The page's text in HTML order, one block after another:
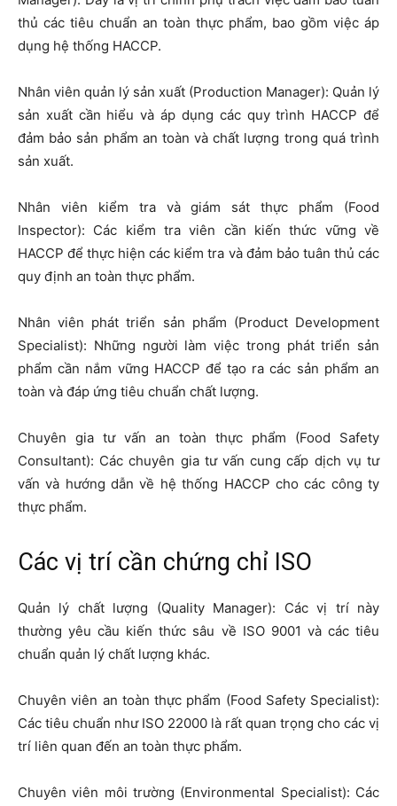
thủ các tiêu chuẩn an toàn thực phẩm, bao gồm việc áp
dụng hệ thống HACCP.
Nhân viên quản lý sản xuất (Production Manager): Quản lý
sản xuất cần hiểu và áp dụng các quy trình HACCP để
đảm bảo sản phẩm an toàn và chất lượng trong quá trình
sản xuất.
Nhân viên kiểm tra và giám sát thực phẩm (Food
Inspector): Các kiểm tra viên cần kiến thức vững về
HACCP để thực hiện các kiểm tra và đảm bảo tuân thủ các
quy định an toàn thực phẩm.
Nhân viên phát triển sản phẩm (Product Development
Specialist): Những người làm việc trong phát triển sản
phẩm cần nắm vững HACCP để tạo ra các sản phẩm an
toàn và đáp ứng tiêu chuẩn chất lượng.
Chuyên gia tư vấn an toàn thực phẩm (Food Safety
Consultant): Các chuyên gia tư vấn cung cấp dịch vụ tư
vấn và hướng dẫn về hệ thống HACCP cho các công ty
thực phẩm.
Các vị trí cần chứng chỉ ISO
Quản lý chất lượng (Quality Manager): Các vị trí này
thường yêu cầu kiến thức sâu về ISO 9001 và các tiêu
chuẩn quản lý chất lượng khác.
Chuyên viên an toàn thực phẩm (Food Safety Specialist):
Các tiêu chuẩn như ISO 22000 là rất quan trọng cho các vị
trí liên quan đến an toàn thực phẩm.
Chuyên viên môi trường (Environmental Specialist): Các